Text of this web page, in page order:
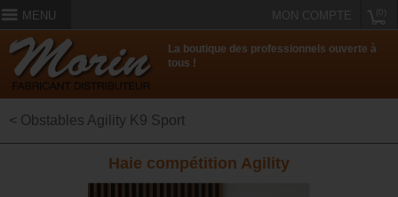
MENU MON COMPTE
La boutique des professionnels ouverte à
tous !
< Obstables Agility K9 Sport
Haie compétition Agility